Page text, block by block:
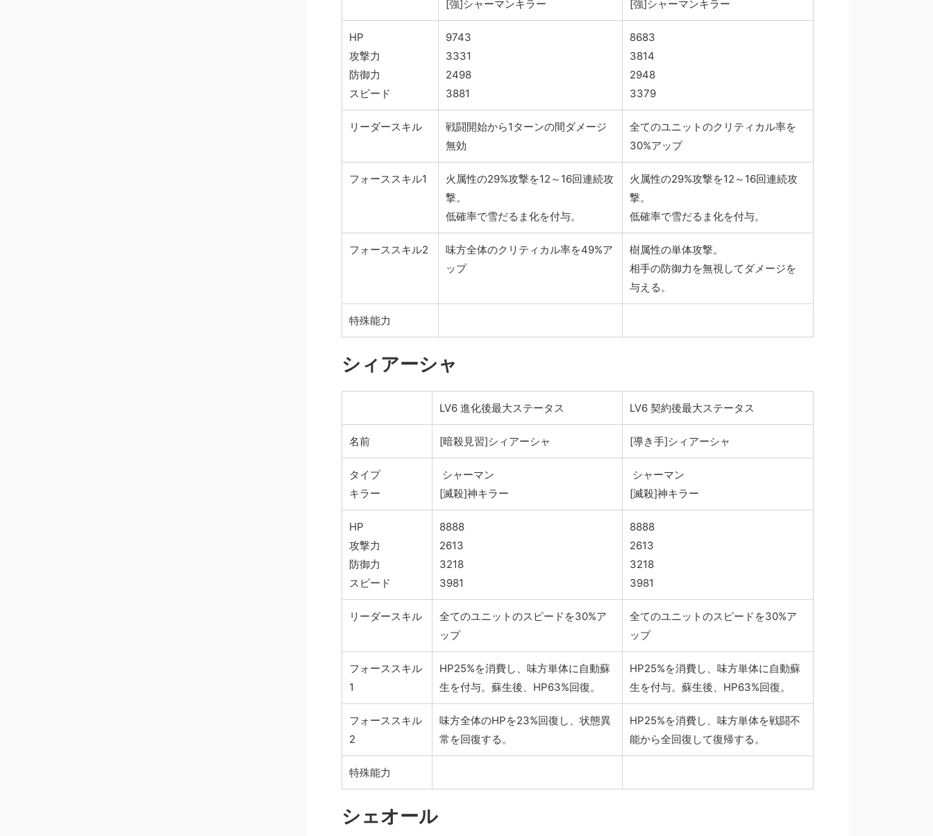
[強]シャーマンキラー
[強]シャーマンキラー
HP
攻撃力
防御力
スピード
9743
3331
2498
3881
8683
3814
2948
3379
リーダースキル
戦闘開始から1ターンの間ダメージ
無効
全てのユニットのクリティカル率を
30%アップ
フォーススキル1
火属性の29%攻撃を12～16回連続攻
撃。
低確率で雪だるま化を付与。
火属性の29%攻撃を12～16回連続攻
撃。
低確率で雪だるま化を付与。
フォーススキル2
味方全体のクリティカル率を49%ア
ップ
樹属性の単体攻撃。
相手の防御力を無視してダメージを
与える。
特殊能力
シィアーシャ
LV6 進化後最大ステータス LV6 契約後最大ステータス
名前 [暗殺見習]シィアーシャ [導き手]シィアーシャ
タイプ
キラー
シャーマン
[滅殺]神キラー
シャーマン
[滅殺]神キラー
HP
攻撃力
防御力
スピード
8888
2613
3218
3981
8888
2613
3218
3981
リーダースキル
全てのユニットのスピードを30%ア
ップ
全てのユニットのスピードを30%ア
ップ
フォーススキル
1
HP25%を消費し、味方単体に自動蘇
生を付与。蘇生後、HP63%回復。
HP25%を消費し、味方単体に自動蘇
生を付与。蘇生後、HP63%回復。
フォーススキル
2
味方全体のHPを23%回復し、状態異
常を回復する。
HP25%を消費し、味方単体を戦闘不
能から全回復して復帰する。
特殊能力
シェオール